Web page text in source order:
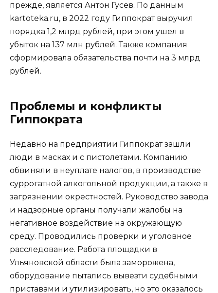
прежде, является Антон Гусев. По данным
kartoteka.ru, в 2022 году Гиппократ выручил
порядка 1,2 млрд рублей, при этом ушел в
убыток на 137 млн рублей. Также компания
сформировала обязательства почти на 3 млрд
рублей.
Проблемы и конфликты
Гиппократа
Недавно на предприятии Гиппократ зашли
люди в масках и с пистолетами. Компанию
обвиняли в неуплате налогов, в производстве
суррогатной алкогольной продукции, а также в
загрязнении окрестностей. Руководство завода
и надзорные органы получали жалобы на
негативное воздействие на окружающую
среду. Проводились проверки и уголовное
расследование. Работа площадки в
Ульяновской области была заморожена,
оборудование пытались вывезти судебными
приставами и утилизировать, но это оказалось